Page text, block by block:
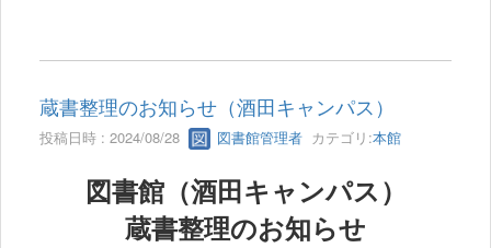
蔵書整理のお知らせ（酒田キャンパス）
投稿日時 : 2024/08/28 図書館管理者 カテゴリ:本館
図書館（酒田キャンパス）
蔵書整理のお知らせ